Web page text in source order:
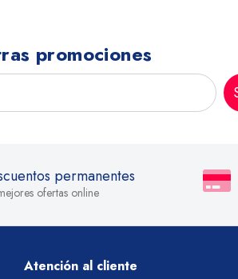
promociones
permanentes
ofertas online
Atención al cliente